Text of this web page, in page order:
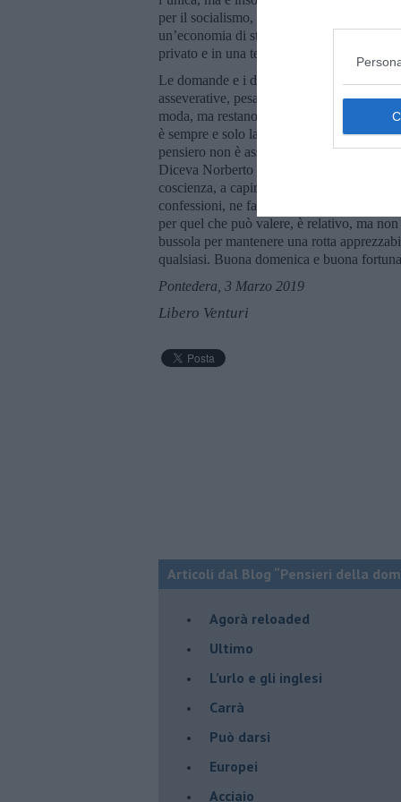
per il socialismo, per la giustizia sociale e
un’economia di stato, dopo un secolo di
privato e in una terza via per il nuovo
Le domande e i dubbi sono più leggeri e
asseverative, pesanti. Comunque si
moda, ma restano i concetti e quelli
è sempre e solo la vista “di” un punto o
pensiero non è assoluto. Odio
Diceva Norberto Bobbio: “Ho imparato a
coscienza, a capire prima di discutere, a
confessioni, ne faccio ancora una, forse
per quel che può valere, è relativo, ma
bussola per mantenere una rotta
qualsiasi. Buona domenica e buona
Pontedera, 3 Marzo 2019
Libero Venturi
Articoli dal Blog “Pensieri della
​Agorà reloaded
Ultimo
​L’urlo e gli inglesi
Carrà
Può darsi
Europei
Acciaio